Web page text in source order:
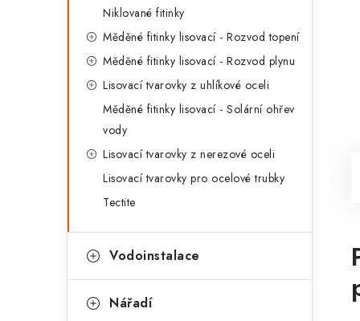
Niklované fitinky
Měděné fitinky lisovací - Rozvod topení
Měděné fitinky lisovací - Rozvod plynu
Lisovací tvarovky z uhlíkové oceli
Měděné fitinky lisovací - Solární ohřev
vody
Lisovací tvarovky z nerezové oceli
Lisovací tvarovky pro ocelové trubky
Tectite
Vodoinstalace
Nářadí